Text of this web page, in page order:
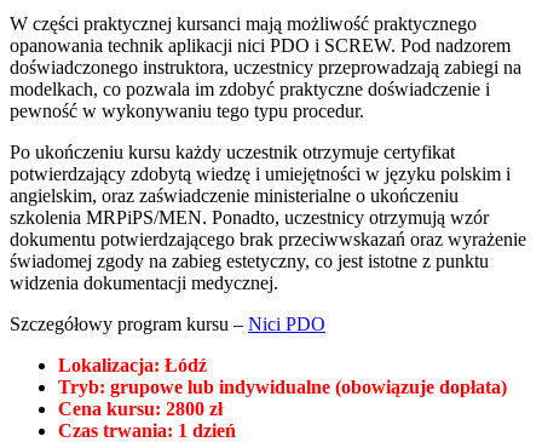
W części praktycznej kursanci mają możliwość praktycznego
opanowania technik aplikacji nici PDO i SCREW. Pod nadzorem
doświadczonego instruktora, uczestnicy przeprowadzają zabiegi na
modelkach, co pozwala im zdobyć praktyczne doświadczenie i
pewność w wykonywaniu tego typu procedur.
Po ukończeniu kursu każdy uczestnik otrzymuje certyfikat
potwierdzający zdobytą wiedzę i umiejętności w języku polskim i
angielskim, oraz zaświadczenie ministerialne o ukończeniu
szkolenia MRPiPS/MEN. Ponadto, uczestnicy otrzymują wzór
dokumentu potwierdzającego brak przeciwwskazań oraz wyrażenie
świadomej zgody na zabieg estetyczny, co jest istotne z punktu
widzenia dokumentacji medycznej.
Szczegółowy program kursu – Nici PDO
Lokalizacja: Łódź
Tryb: grupowe lub indywidualne (obowiązuje dopłata)
Cena kursu: 2800 zł
Czas trwania: 1 dzień